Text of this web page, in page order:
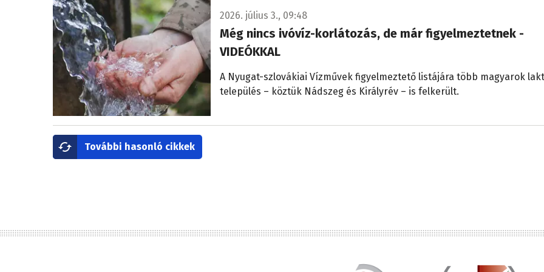
2026. július 3., 09:48
Még nincs ivóvíz-korlátozás, de már figyelmeztetnek -
VIDEÓKKAL
A Nyugat-szlovákiai Vízművek figyelmeztető listájára több magyarok
település – köztük Nádszeg és Királyrév – is felkerült.
További hasonló cikkek